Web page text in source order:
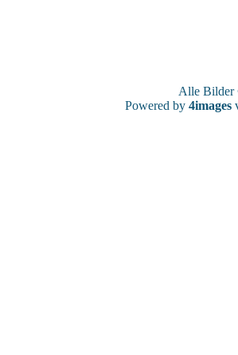
Alle
Powered by 4images